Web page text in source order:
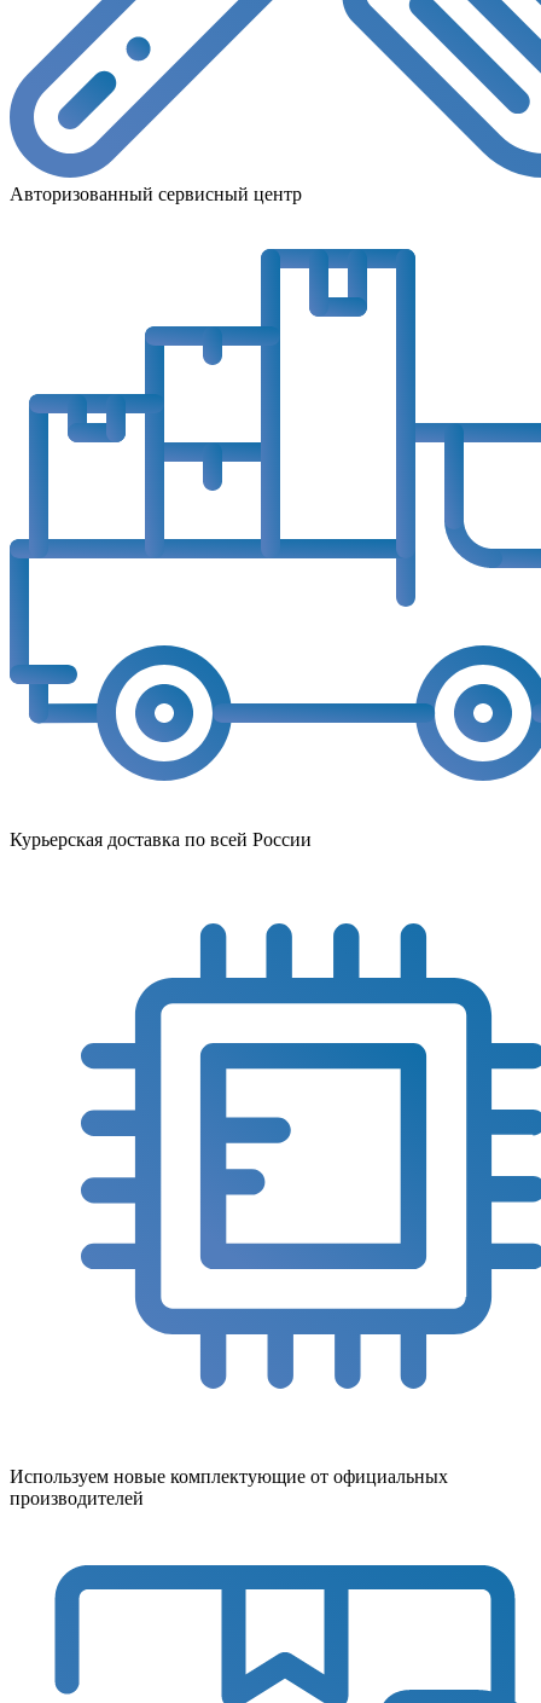
Авторизованный сервисный центр
Курьерская доставка по всей России
Используем новые комплектующие от официальных
производителей